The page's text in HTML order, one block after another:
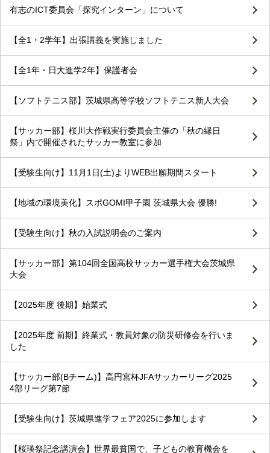
有志のICT委員会「探究インターン」について
【全1・2学年】出張講義を実施しました
【全1年・日大進学2年】保護者会
【ソフトテニス部】茨城県高等学校ソフトテニス新人大会
【サッカー部】桜川大作戦実行委員会主催の「秋の縁日
祭」内で開催されたサッカー教室に参加
【受験生向け】11月1日(土)よりWEB出願期間スタート
【地域の環境美化】スポGOMI甲子園 茨城県大会 優勝!
【受験生向け】秋の入試説明会のご案内
【サッカー部】第104回全国高校サッカー選手権大会茨城県
大会
【2025年度 後期】始業式
【2025年度 前期】終業式・教員対象の防災研修会を行いま
した
【サッカー部(Bチーム)】高円宮杯JFAサッカーリーグ2025
4部リーグ第7節
【受験生向け】茨城県進学フェア2025に参加します
【桜瑛祭記念講演会】世界最貧国で、子どもの教育機会を